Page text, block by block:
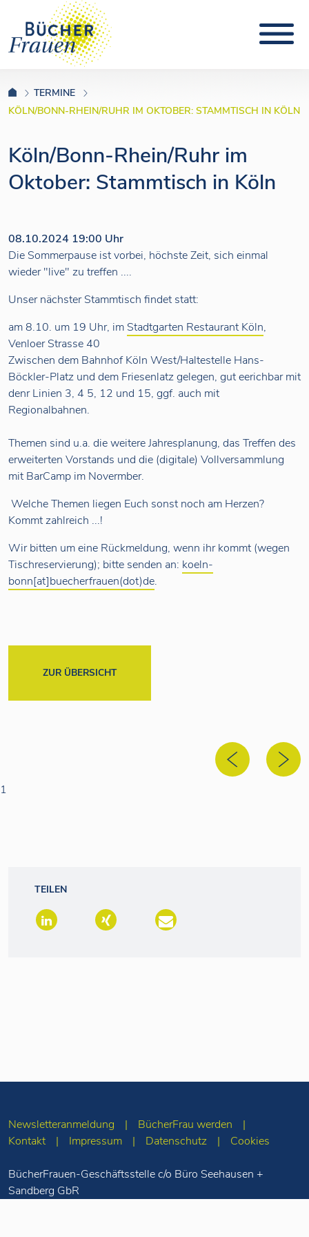
TERMINE
KÖLN/BONN-RHEIN/RUHR IM OKTOBER: STAMMTISCH IN KÖLN
Köln/Bonn-Rhein/Ruhr im
Oktober: Stammtisch in Köln
08.10.2024 19:00 Uhr
Die Sommerpause ist vorbei, höchste Zeit, sich einmal
wieder "live" zu treffen ....
Unser nächster Stammtisch findet statt:
am 8.10. um 19 Uhr, im Stadtgarten Restaurant Köln,
Venloer Strasse 40
Zwischen dem Bahnhof Köln West/Haltestelle Hans-
Böckler-Platz und dem Friesenlatz gelegen, gut eerichbar mit
denr Linien 3, 4 5, 12 und 15, ggf. auch mit
Regionalbahnen.
Themen sind u.a. die weitere Jahresplanung, das Treffen des
erweiterten Vorstands und die (digitale) Vollversammlung
mit BarCamp im Novermber.
Welche Themen liegen Euch sonst noch am Herzen?
Kommt zahlreich ...!
Wir bitten um eine Rückmeldung, wenn ihr kommt (wegen
Tischreservierung); bitte senden an: koeln-
bonn[at]buecherfrauen(dot)de.
ZUR ÜBERSICHT
1
TEILEN
Newsletteranmeldung
BücherFrau werden
Kontakt
Impressum Datenschutz Cookies
BücherFrauen-Geschäftsstelle c/o Büro Seehausen +
Sandberg GbR